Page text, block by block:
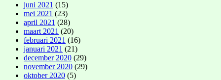
juni 2021 (15)
mei 2021 (23)
april 2021 (28)
maart 2021 (20)
februari 2021 (16)
januari 2021 (21)
december 2020 (29)
november 2020 (29)
oktober 2020 (5)